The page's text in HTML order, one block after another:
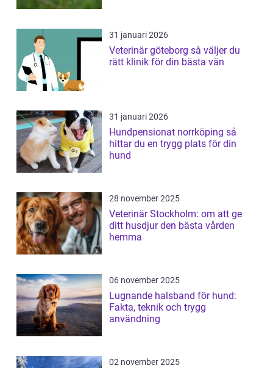
31 januari 2026
Veterinär göteborg så väljer du
rätt klinik för din bästa vän
31 januari 2026
Hundpensionat norrköping så
hittar du en trygg plats för din
hund
28 november 2025
Veterinär Stockholm: om att ge
ditt husdjur den bästa vården
hemma
06 november 2025
Lugnande halsband för hund:
Fakta, teknik och trygg
användning
02 november 2025